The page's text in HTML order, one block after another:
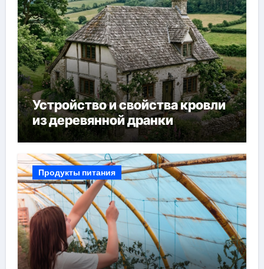
Устройство и свойства кровли
из деревянной дранки
Продукты питания